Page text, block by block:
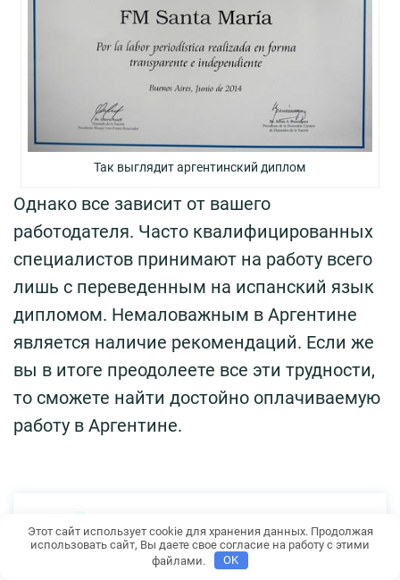
Так выглядит аргентинский диплом
Однако все зависит от вашего
работодателя. Часто квалифицированных
специалистов принимают на работу всего
лишь с переведенным на испанский язык
дипломом. Немаловажным в Аргентине
является наличие рекомендаций. Если же
вы в итоге преодолеете все эти трудности,
то сможете найти достойно оплачиваемую
работу в Аргентине.
Автор:
Александр Тарасов
Этот сайт использует cookie для хранения данных. Продолжая
использовать сайт, Вы даете свое согласие на работу с этими
файлами.
OK